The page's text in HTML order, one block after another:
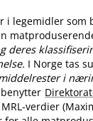
i legemidler
deres
I Norge tas
i
verdier